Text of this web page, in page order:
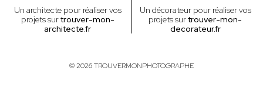
Un architecte pour réaliser vos
projets surtrouver-mon-
architecte.fr
Un décorateur pour réaliser vos
projets surtrouver-mon-
decorateur.fr
© 2026 TROUVERMONPHOTOGRAPHE